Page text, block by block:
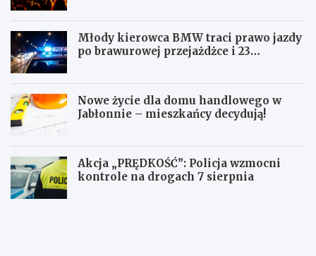
Młody kierowca BMW traci prawo jazdy
po brawurowej przejażdżce i 23
Nowe życie dla domu handlowego w
Jabłonnie – mieszkańcy decydują!
Akcja „PRĘDKOŚĆ”: Policja wzmocni
kontrole na drogach 7 sierpnia
F
M